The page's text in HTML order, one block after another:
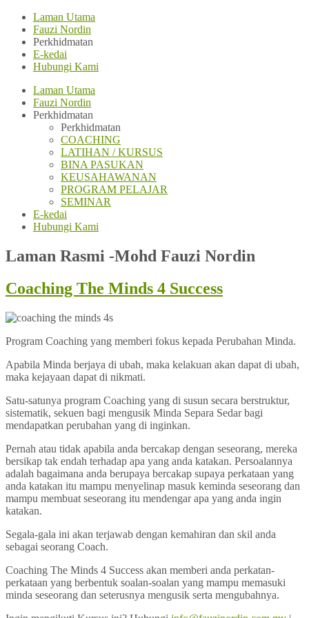
Laman Utama
Fauzi Nordin
Perkhidmatan
E-kedai
Hubungi Kami
Laman Utama
Fauzi Nordin
Perkhidmatan
Perkhidmatan
COACHING
LATIHAN / KURSUS
BINA PASUKAN
KEUSAHAWANAN
PROGRAM PELAJAR
SEMINAR
E-kedai
Hubungi Kami
Laman Rasmi -Mohd Fauzi Nordin
Coaching The Minds 4 Success
Program Coaching yang memberi fokus kepada Perubahan Minda.
Apabila Minda berjaya di ubah, maka kelakuan akan dapat di ubah,
maka kejayaan dapat di nikmati.
Satu-satunya program Coaching yang di susun secara berstruktur,
sistematik, sekuen bagi mengusik Minda Separa Sedar bagi
mendapatkan perubahan yang di inginkan.
Pernah atau tidak apabila anda bercakap dengan seseorang, mereka
bersikap tak endah terhadap apa yang anda katakan. Persoalannya
adalah bagaimana anda berupaya bercakap supaya perkataan yang
anda katakan itu mampu menyelinap masuk keminda seseorang dan
mampu membuat seseorang itu mendengar apa yang anda ingin
katakan.
Segala-gala ini akan terjawab dengan kemahiran dan skil anda
sebagai seorang Coach.
Coaching The Minds 4 Success akan memberi anda perkatan-
perkataan yang berbentuk soalan-soalan yang mampu memasuki
minda seseorang dan seterusnya mengusik serta mengubahnya.